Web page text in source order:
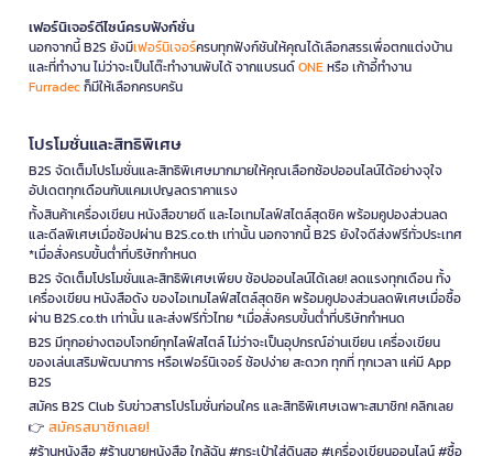
เฟอร์นิเจอร์ดีไซน์ครบฟังก์ชั่น
นอกจากนี้ B2S ยังมีเฟอร์นิเจอร์ครบทุกฟังก์ชันให้คุณได้เลือกสรรเพื่อตกแต่งบ้าน
และที่ทำงาน ไม่ว่าจะเป็นโต๊ะทำงานพับได้ จากแบรนด์ONEหรือ เก้าอี้ทำงาน
Furradecก็มีให้เลือกครบครัน
โปรโมชั่นและสิทธิพิเศษ
B2S จัดเต็มโปรโมชั่นและสิทธิพิเศษมากมายให้คุณเลือกช้อปออนไลน์ได้อย่างจุใจ
อัปเดตทุกเดือนกับแคมเปญลดราคาแรง
ทั้งสินค้าเครื่องเขียน หนังสือขายดี และไอเทมไลฟ์สไตล์สุดชิค พร้อมคูปองส่วนลด
และดีลพิเศษเมื่อช้อปผ่าน B2S.co.th เท่านั้น นอกจากนี้ B2S ยังใจดีส่งฟรีทั่วประเทศ
*เมื่อสั่งครบขั้นต่ำที่บริษัทกำหนด
B2S จัดเต็มโปรโมชั่นและสิทธิพิเศษเพียบ ช้อปออนไลน์ได้เลย! ลดแรงทุกเดือน ทั้ง
เครื่องเขียน หนังสือดัง ของไอเทมไลฟ์สไตล์สุดชิค พร้อมคูปองส่วนลดพิเศษเมื่อซื้อ
ผ่าน B2S.co.th เท่านั้น และส่งฟรีทั่วไทย *เมื่อสั่งครบขั้นต่ำที่บริษัทกำหนด
B2S มีทุกอย่างตอบโจทย์ทุกไลฟ์สไตล์ ไม่ว่าจะเป็นอุปกรณ์อ่านเขียน เครื่องเขียน
ของเล่นเสริมพัฒนาการ หรือเฟอร์นิเจอร์ ช้อปง่าย สะดวก ทุกที่ ทุกเวลา แค่มี App
B2S
สมัคร B2S Club รับข่าวสารโปรโมชั่นก่อนใคร และสิทธิพิเศษเฉพาะสมาชิก! คลิกเลย
👉 สมัครสมาชิกเลย!
#ร้านหนังสือ #ร้านขายหนังสือ ใกล้ฉัน #กระเป๋าใส่ดินสอ #เครื่องเขียนออนไลน์ #ซื้อ